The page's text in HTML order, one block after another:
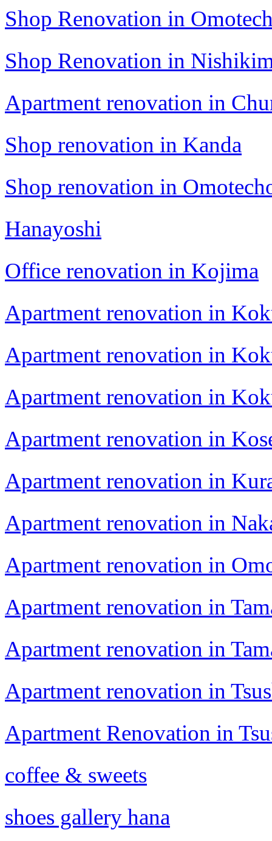
Shop Renovation in
Shop Renovation in
Apartment renovation in
Shop renovation in Kanda
Shop renovation in
Hanayoshi
Office renovation in Kojima
Apartment renovation in
Apartment renovation in
Apartment renovation in
Apartment renovation in
Apartment renovation in
Apartment renovation in
Apartment renovation in
Apartment renovation in
Apartment renovation in
Apartment renovation in
Apartment Renovation in
coffee & sweets
shoes gallery hana